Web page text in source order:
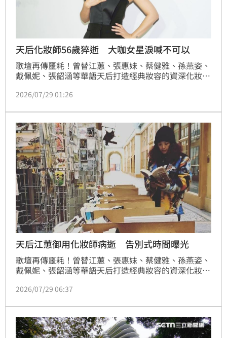
天后化妝師56歲猝逝 大咖女星淚喊不可以
歌壇再傳噩耗！曾替江蕙、張惠妹、蔡健雅、孫燕姿、
戴佩妮、張韶涵等華語天后打造經典妝容的資深化妝師
團隊合作過的林心如也發聲了。
2026/07/29 01:26
天后江蕙御用化妝師病逝 告別式時間曝光
歌壇再傳噩耗！曾替江蕙、張惠妹、蔡健雅、孫燕姿、
戴佩妮、張韶涵等華語天后打造經典妝容的資深化妝師
低調，生病後更交代親友不要對外透露病情，因此多數
敢置信。
2026/07/29 06:37